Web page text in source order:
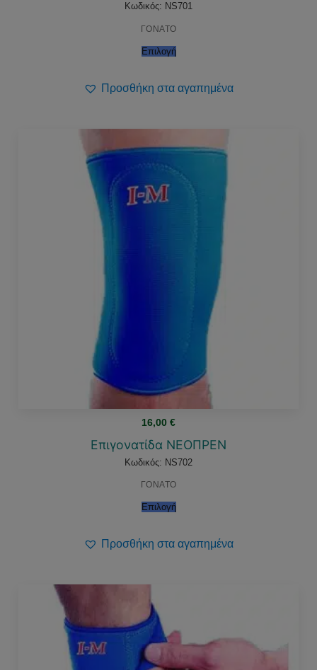
Κωδικός: NS701
ΓΟΝΑΤΟ
Επιλογή
Προσθήκη στα αγαπημένα
16,00 €
Επιγονατίδα ΝΕΟΠΡΕΝ
Κωδικός: NS702
ΓΟΝΑΤΟ
Επιλογή
Προσθήκη στα αγαπημένα